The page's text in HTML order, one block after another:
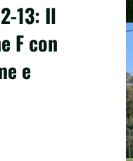
13: Il
F con
e